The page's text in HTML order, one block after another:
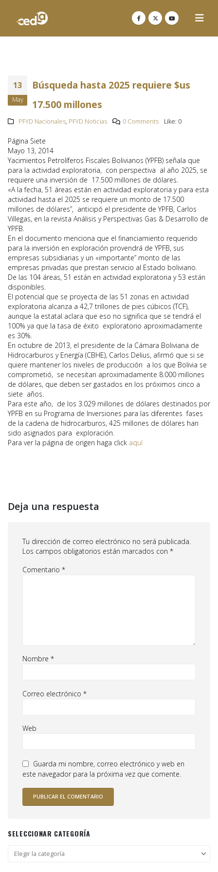
13
May
Búsqueda hasta 2025 requiere $us
17.500 millones
PFYD Nacionales, PFYD Noticias 0 Comments Like: 0
Página Siete
Mayo 13, 2014
Yacimientos Petrolíferos Fiscales Bolivianos (YPFB) señala que
para la actividad exploratoria, con perspectiva al año 2025, se
requiere una inversión de 17.500 millones de dólares.
«A la fecha, 51 áreas están en actividad exploratoria y para esta
actividad hasta el 2025 se requiere un monto de 17.500
millones de dólares”, anticipó el presidente de YPFB, Carlos
Villegas, en la revista Análisis y Perspectivas Gas & Desarrollo de
YPFB.
En el documento menciona que el financiamiento requerido
para la inversión en exploración provendrá de YPFB, sus
empresas subsidiarias y un «importante” monto de las
empresas privadas que prestan servicio al Estado boliviano.
De las 104 áreas, 51 están en actividad exploratoria y 53 están
disponibles.
El potencial que se proyecta de las 51 zonas en actividad
exploratoria alcanza a 42,7 trillones de pies cúbicos (TCF),
aunque la estatal aclara que eso no significa que se tendrá el
100% ya que la tasa de éxito exploratorio aproximadamente
es 30%.
En octubre de 2013, el presidente de la Cámara Boliviana de
Hidrocarburos y Energía (CBHE), Carlos Delius, afirmó que si se
quiere mantener los niveles de producción a los que Bolivia se
comprometió, se necesitan aproximadamente 8.000 millones
de dólares, que deben ser gastados en los próximos cinco a
siete años.
Para este año, de los 3.029 millones de dólares destinados por
YPFB en su Programa de Inversiones para las diferentes fases
de la cadena de hidrocarburos, 425 millones de dólares han
sido asignados para exploración.
Para ver la página de origen haga click aquí
Deja una respuesta
Tu dirección de correo electrónico no será publicada.
Los campos obligatorios están marcados con *
Comentario *
Nombre *
Correo electrónico *
Web
Guarda mi nombre, correo electrónico y web en
este navegador para la próxima vez que comente.
SELECCIONAR CATEGORÍA
Seleccionar
categoría